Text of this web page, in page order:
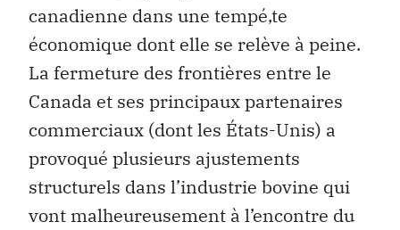
canadienne dans une tempé‚te
économique dont elle se relève à peine.
La fermeture des frontières entre le
Canada et ses principaux partenaires
commerciaux (dont les États-Unis) a
provoqué plusieurs ajustements
structurels dans l’industrie bovine qui
vont malheureusement à l’encontre du